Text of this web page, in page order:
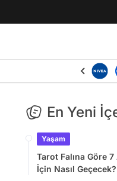
En Yeni
Yaşam
Tarot Falına Göre
İçin Nasıl Geçecek?